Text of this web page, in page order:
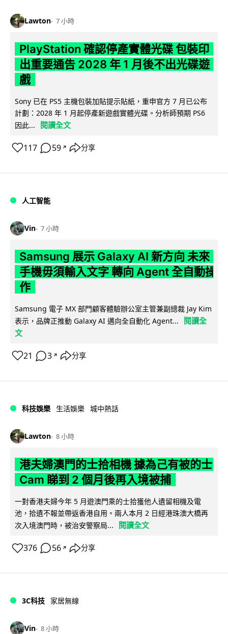
Lawton 7 小時
PlayStation 確認停產實體光碟 包裝印
出重要通告 2028 年 1 月後不出光碟遊
戲
Sony 已在 PS5 主機包裝加貼提示貼紙，重申官方 7 月已公布
計劃：2028 年 1 月起停產新遊戲實體光碟。分析師預期 PS6
因此...
閱讀全文
117 59 ↗ 分享
人工智能
Vin 7 小時
Samsung 展示 Galaxy AI 新方向 未來
手機毋須輸入文字 轉向 Agent 全自動操
作
Samsung 電子 MX 部門顧客體驗辦公室主管兼副總裁 Jay Kim
表示，品牌正推動 Galaxy AI 邁向全自動化 Agent...
閱讀全
文
21 3 ↗ 分享
科技娛樂 生活娛樂 城中熱話
Lawton 8 小時
港夫婦澳門的士拾相機 據為己有被的士
Cam 睇到 2 個月後再入境被捕
一對香港夫婦今年 5 月遊澳門乘的士拾獲他人遺留相機及電
池，拾遺不報並帶返香港自用。兩人本月 2 日經港珠澳大橋再
次入境澳門時，被治安警察局...
閱讀全文
376 56 ↗ 分享
3C科技 家居無線
Vin 8 小時